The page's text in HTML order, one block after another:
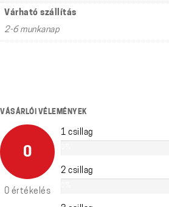
Várható szállítás
2-6 munkanap
VÁSÁRLÓI VÉLEMÉNYEK
0
0 értékelés
1 csillag
2 csillag